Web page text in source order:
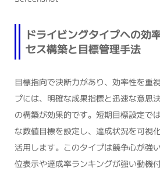
ドライビングタイプへの効
セス構築と目標管理手法
目標指向で決断力があり、効率性を重
プには、明確な成果指標と迅速な意思
の構築が効果的です。短期目標設定で
な数値目標を設定し、達成状況を可視
活用します。このタイプは競争心が強
位表示や達成率ランキングが強い動機